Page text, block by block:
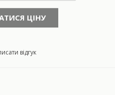
ЦІНУ
відгук